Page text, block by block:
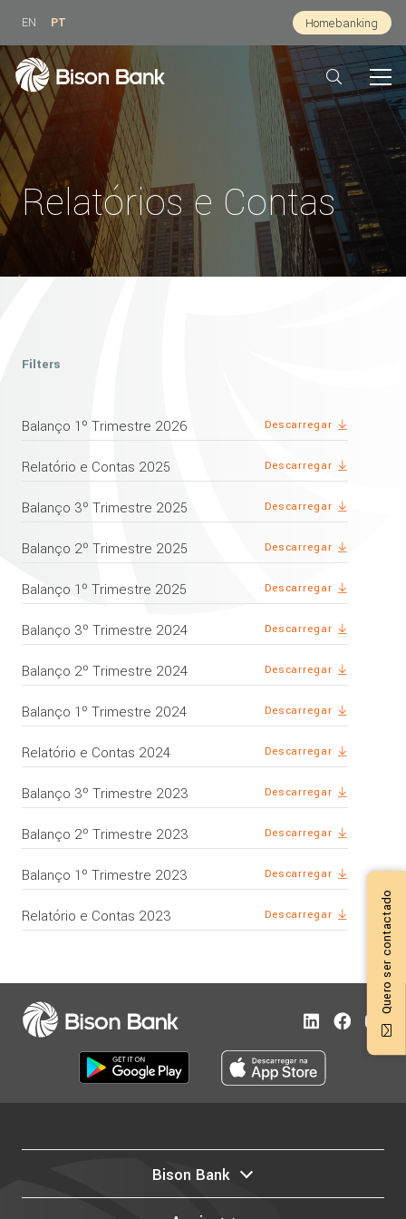
EN PT Homebanking
Relatórios e Contas
Filters
Balanço 1º Trimestre 2026 Descarregar
Relatório e Contas 2025 Descarregar
Balanço 3º Trimestre 2025 Descarregar
Balanço 2º Trimestre 2025 Descarregar
Balanço 1º Trimestre 2025 Descarregar
Balanço 3º Trimestre 2024 Descarregar
Balanço 2º Trimestre 2024 Descarregar
Balanço 1º Trimestre 2024 Descarregar
Relatório e Contas 2024 Descarregar
Balanço 3º Trimestre 2023 Descarregar
Balanço 2º Trimestre 2023 Descarregar
Balanço 1º Trimestre 2023 Descarregar
Relatório e Contas 2023 Descarregar
Bison Bank
Quero ser contactado